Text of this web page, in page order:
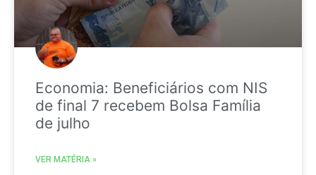
Economia: Beneficiários com NIS
de final 7 recebem Bolsa Família
de julho
VER MATÉRIA »